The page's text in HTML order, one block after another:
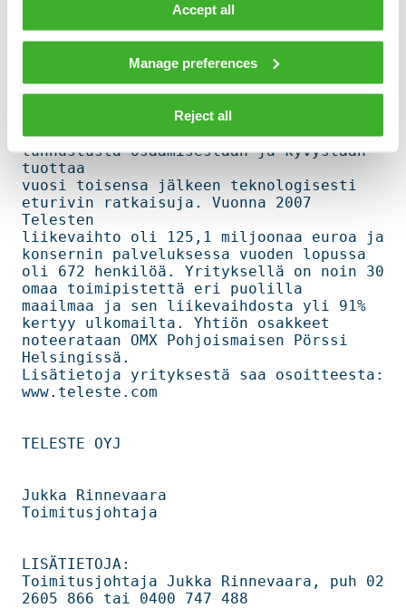
Accept all
Manage preferences
Reject all
toimittaa siirtoverkko- ja
verkonhallintaratkaisuja
videovalvontajärjestelmiin
ja valtaosa yksikön myynnistä toteutuu
systeemi-integraattorien kautta.
Konsernin liiketoiminta-alueet kuuluvat
toimialojensa johtaviin yrityksiin
markkina-alueillaan ja nauttivat
tunnustusta osaamisestaan ja kyvystään
tuottaa
vuosi toisensa jälkeen teknologisesti
eturivin ratkaisuja. Vuonna 2007
Telesten
liikevaihto oli 125,1 miljoonaa euroa ja
konsernin palveluksessa vuoden lopussa
oli 672 henkilöä. Yrityksellä on noin 30
omaa toimipistettä eri puolilla
maailmaa ja sen liikevaihdosta yli 91%
kertyy ulkomailta. Yhtiön osakkeet
noteerataan OMX Pohjoismaisen Pörssi
Helsingissä.
Lisätietoja yrityksestä saa osoitteesta:
www.teleste.com
TELESTE OYJ
Jukka Rinnevaara
Toimitusjohtaja
LISÄTIETOJA:
Toimitusjohtaja Jukka Rinnevaara, puh 02
2605 866 tai 0400 747 488